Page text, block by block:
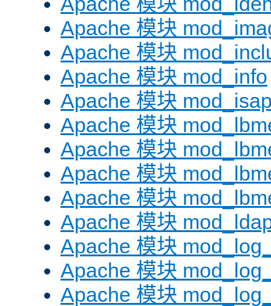
Apache 模块
Apache 模块
Apache 模块 mod_info
Apache 模块
Apache 模块
Apache 模块
Apache 模块
Apache 模块
Apache 模块
Apache 模块
Apache 模块
Apache 模块